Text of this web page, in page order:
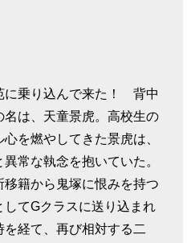
に乗り込んで来た！ 背中
は、天童景虎。高校生の
を燃やしてきた景虎は、
常な執念を抱いていた。
籍から鬼塚に恨みを持つ
てGクラスに送り込まれ
経て、再び相対する二